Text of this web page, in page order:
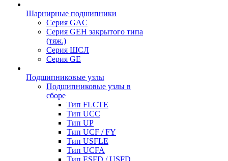
Шарнирные подшипники
Серия GAC
Серия GEH закрытого типа
(тяж.)
Серия ШСЛ
Серия GE
Подшипниковые узлы
Подшипниковые узлы в
сборе
Тип FLCTE
Тип UCC
Тип UP
Тип UCF / FY
Тип USFLE
Тип UCFA
Тип ESFD / USFD